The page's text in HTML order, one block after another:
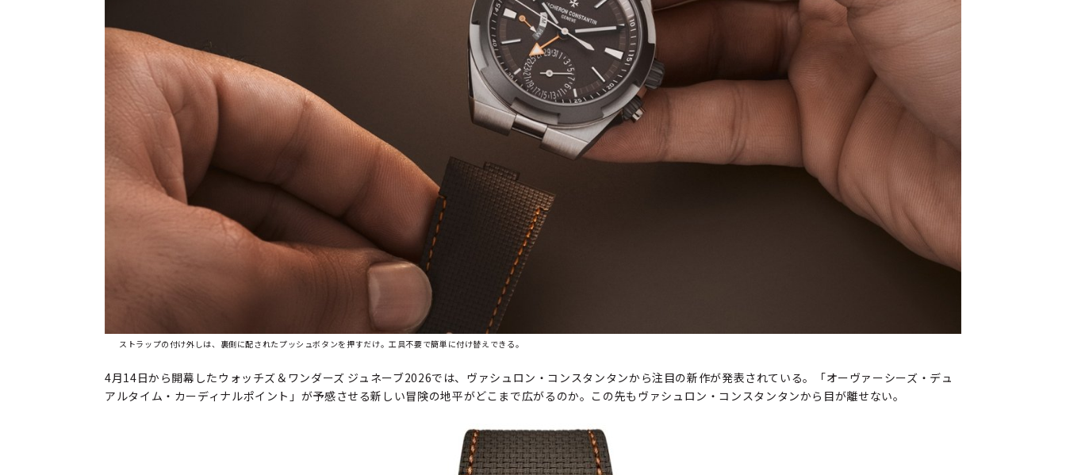
ストラップの付け外しは、裏側に配されたプッシュボタンを押すだけ。工具不要で簡単に付け替えできる。
4月14日から開幕したウォッチズ＆ワンダーズ ジュネーブ2026では、ヴァシュロン・コンスタンタンから注目の新作が発表されている。「オーヴァーシーズ・デュ
アルタイム・カーディナルポイント」が予感させる新しい冒険の地平がどこまで広がるのか。この先もヴァシュロン・コンスタンタンから目が離せない。